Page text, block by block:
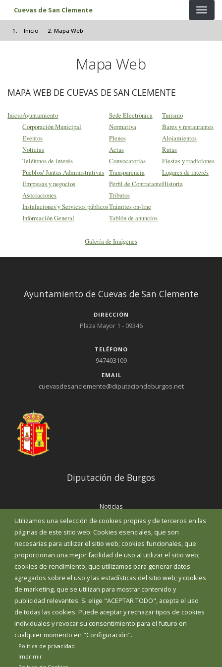
Pasar al contenido principal
Cuevas de San Clemente
Inicio Mapa Web
Mapa Web
MAPA WEB DE CUEVAS DE SAN CLEMENTE
InicioAyuntamiento
Corporación Municipal
Eventos
Noticias
Teléfonos de interés
Pueblos/ Juntas Administrativas
Empresas y negocios
Asociaciones
Instalaciones y Servicios públicos
Información General
Sede Electrónica
Normativa
Plenos
Actas
Convocatorias
Transparencia
Perfil de Contratante
Tributos
Trámites on-line
Tablón de anuncios
Turismo
Bares y restaurantes
Alojamientos
Rutas
Fiestas y tradiciones
Lugares de interés
Historia
Galería de Imágenes
Utilizamos una selección de cookies propias y de terceros en las
páginas de este sitio web: Cookies esenciales, que son
necesarias para utilizar el sitio web; cookies funcionales, que
proporcionan una mejor facilidad de uso al utilizar el sitio web;
cookies de rendimiento, que utilizamos para generar datos
agregados sobre el uso y las estadísticas del sitio web; y cookies
de marketing, que se utilizan para mostrar contenido y
publicidad relevantes. Si elige "ACEPTAR TODO", acepta el uso
de todas las cookies. Puede aceptar y rechazar tipos de cookies
individuales y revocar su consentimiento para el futuro en
cualquier momento en "Configuración".
Política de privacidad
Imprimir
Ayuntamiento de Cuevas de San Clemente
DIRECCIÓN
Plaza Mayor 1 - 09346
TELÉFONO
947403109
EMAIL
cuevasdesanclemente@diputaciondeburgos.net
Diputación de Burgos
Noticias
Eventos
Corporación Municipal
Teléfonos de interés
INICIAR SESIÓN
MAPA WEB